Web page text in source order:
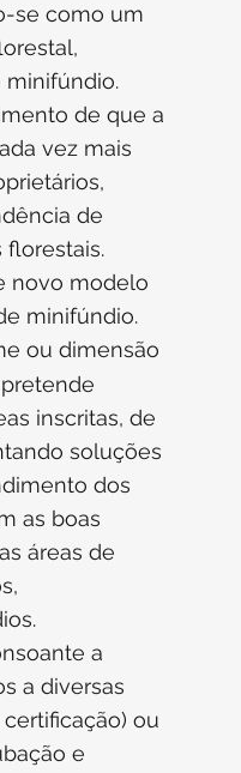
se como um
minifúndio.
de que a
vez mais
de
florestais.
novo modelo
minifúndio.
ou dimensão
pretende
inscritas, de
soluções
dos
as boas
áreas de
a
a diversas
ou
e